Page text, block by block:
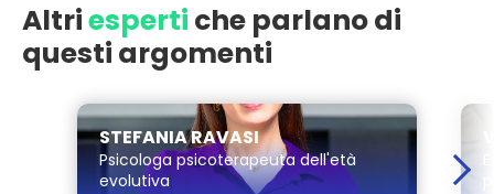
Altriesperti che parlano di
questi argomenti
STEFANIA RAVASI
Psicologa psicoterapeuta dell'età
evolutiva